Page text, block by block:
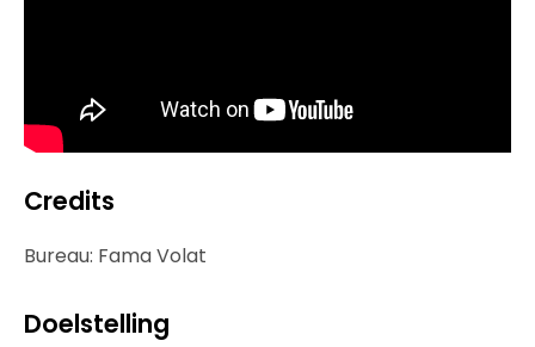
Credits
Bureau: Fama Volat
Doelstelling